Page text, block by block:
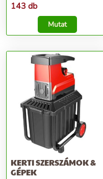
143 db
Mutat
KERTI SZERSZÁMOK &
GÉPEK